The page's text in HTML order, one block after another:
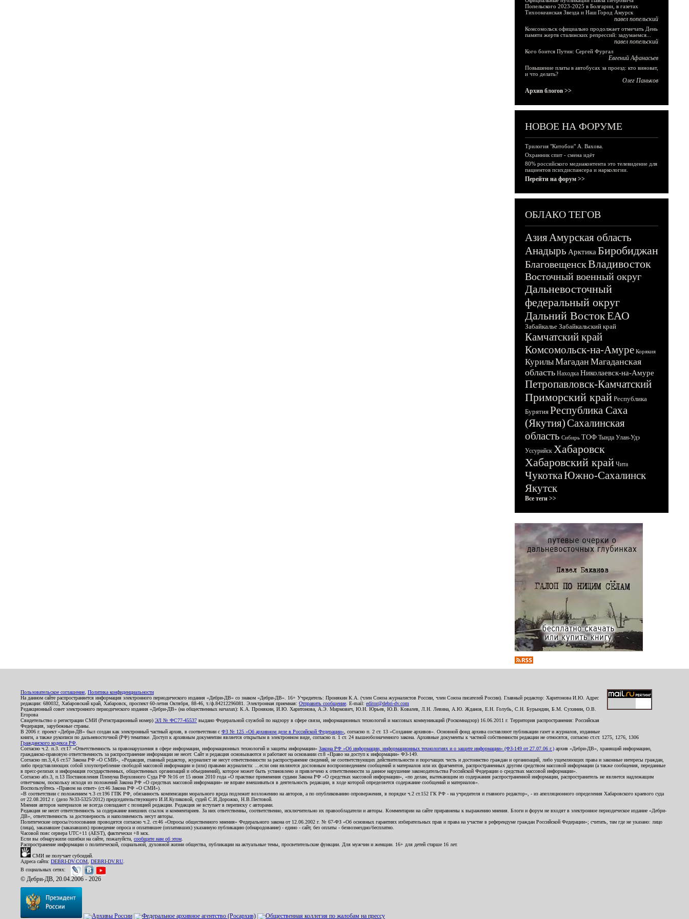
Попельского 2023-2025 в Болгарии, в газетах
Тихоокеанская Звезда и Наш Город Амурск
павел попельский
Комсомольск официально продолжает отмечать День
памяти жертв сталинских репрессий: задумаемся...
павел попельский
Кого боится Путин: Сергей Фургал
Евгений Афанасьев
Повышение платы в автобусах за проезд: кто виноват,
и что делать?
Олег Паньков
Архив блогов >>
НОВОЕ НА ФОРУМЕ
Трилогия "Китобои" А. Вахова.
Охранник спит - смена идёт
80% российского медиаконтента это телевидение для
пациентов психдиспансера и наркологии.
Перейти на форум >>
ОБЛАКО ТЕГОВ
АзияАмурская область
Анадырь Арктика Биробиджан
БлаговещенскВладивосток
Восточный военный округ
Дальневосточный
федеральный округ
Дальний ВостокЕАО
Забайкалье Забайкальский край
Камчатский край
Комсомольск-на-Амуре Корякия
КурилыМагадан Магаданская
область Находка Николаевск-на-Амуре
Петропавловск-Камчатский
Приморский край Республика
Бурятия Республика Саха
(Якутия)Сахалинская
область Сибирь ТОФ Тында Улан-Удэ
Уссурийск Хабаровск
Хабаровский край Чита
ЧукоткаЮжно-Сахалинск
Якутск
Все теги >>
Пользовательское соглашение Политика конфиденциальности
На данном сайте распространяется информация электронного периодического издания «Дебри-ДВ» со знаком «Дебри-ДВ». 16+ Учредитель: Пронякин К.А. (член Союза журналистов России, член Союза писателей России). Главный редактор: Харитонова И.Ю. Адрес
редакции: 680032, Хабаровский край, Хабаровск, проспект 60-летия Октября, 88-46, т./ф.84212296081. Электронная приемная: Отправить сообщение . E-mail: editor@debri-dv.com
Редакционный совет электронного периодического издания «Дебри-ДВ» (на общественных началах): К.А. Пронякин, И.Ю. Харитонова, А.Э. Мирмович, Ю.Н. Юрьев, Ю.В. Ковалев, Л.Н. Левина, А.Ю. Жданов, Е.Н. Голубь, С.Н. Бурындин, Б.М. Сухинин, О.В.
Егорова
Свидетельство о регистрации СМИ (Регистрационный номер) ЭЛ № ФС77-45537 выдано Федеральной службой по надзору в сфере связи, информационных технологий и массовых коммуникаций (Роскомнадзор) 16.06.2011 г. Территория распространения: Российская
Федерация, зарубежные страны.
В 2006 г. проект «Дебри-ДВ» был создан как электронный частный архив, в соответствии с ФЗ № 125 «Об архивном деле в Российской Федерации» , согласно п. 2 ст. 13 «Создание архивов». Основной фонд архива составляют публикации газет и журналов, изданные
книги, а также рукописи по дальневосточной (РФ) тематике. Доступ к архивным документам является открытым в электронном виде, согласно п. 1 ст. 24 вышеобозначенного закона. Архивные документы к частной собственности редакции не относятся, согласно ст.ст. 1275, 1276, 1306
Гражданского кодекса РФ
Согласно ч.2. п.3. ст.17 «Ответственность за правонарушения в сфере информации, информационных технологий и защиты информации» Закона РФ «Об информации, информационных технологиях и о защите информации» (ФЗ-149 от 27.07.06 г.) архив «Дебри-ДВ», хранящий информацию,
гражданско-правовую ответственность за распространение информации не несет. Сайт и редакция основываются и работают на основании ст.8 «Право на доступ к информации» ФЗ-149.
Согласно пп.3,4,6 ст.57 Закона РФ «О СМИ», «Редакция, главный редактор, журналист не несут ответственности за распространение сведений, не соответствующих действительности и порочащих честь и достоинство граждан и организаций, либо ущемляющих права и законные интересы граждан,
либо представляющих собой злоупотребление свободой массовой информации и (или) правами журналиста: ...если они являются дословным воспроизведением сообщений и материалов или их фрагментов, распространенных другим средством массовой информации (а также сообщения, переданные
в пресс-релизах и информация государственных, общественных организаций и объединений), которое может быть установлено и привлечено к ответственности за данное нарушение законодательства Российской Федерации о средствах массовой информации».
Согласно абз.3, п.13 Постановления Пленума Верховного Суда РФ №16 от 15 июня 2010 года «О практике применения судами Закона РФ «О средствах массовой информации», «по делам, вытекающим из содержания распространенной информации, распространитель не является надлежащим
ответчиком, поскольку исходя из положений Закона РФ «О средствах массовой информации» не вправе вмешиваться в деятельность редакции, в ходе которой определяется содержание сообщений и материалов».
Воспользуйтесь «Правом на ответ» (ст.46 Закона РФ «О СМИ»).
«В соответствии с положением ч.3 ст.196 ГПК РФ, обязанность компенсации морального вреда подлежит возложению на авторов, а по опубликованию опровержения, в порядке ч.2 ст.152 ГК РФ - на учредителя и главного редактор», - из апелляционного определения Хабаровского краевого суда
от 22.08.2012 г. (дело №33-5325/2012) председательствующего И.И.Куликовой, судей С.И.Дорожко, Н.В.Пестовой.
Мнения авторов материалов не всегда совпадают с позицией редакции. Редакция не вступает в переписку с авторами.
Редакция не несет ответственность за содержание внешних ссылок и комментариев. За них ответственны, соответственно, исключительно их правообладатели и авторы. Комментарии на сайте приравнены к выражению мнения. Блоги и форум не входят в электронное периодическое издание «Дебри-
ДВ», ответственность за достоверность и наполняемость несут авторы.
Политические опросы/голосования проводятся согласно ч.2. ст.46 «Опросы общественного мнения» Федерального закона от 12.06.2002 г. № 67-ФЗ «Об основных гарантиях избирательных прав и права на участие в референдуме граждан Российской Федерации»; считать, там где не указано: лицо
(лица), заказавшее (заказавших) проведение опроса и оплатившее (оплативших) указанную публикацию (обнародование) - едино - сайт, без оплаты - безвозмездно/бесплатно.
Часовой пояс сервера UTC+11 (AEST), фактически +8 мск.
Если вы обнаружили ошибки на сайте, пожалуйста, сообщите нам об этом
Распространение информации о политической, социальной, духовной жизни общества, публикации на актуальные темы, просветительские функции. Для мужчин и женщин. 16+ для детей старше 16 лет.
СМИ не получает субсидий.
Адреса сайта: DEBRI-DV.COM DEBRI-DV.RU
В социальных сетях:
© Дебри-ДВ, 20.04.2006 - 2026